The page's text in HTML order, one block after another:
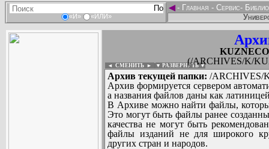
«И» «ИЛИ»
◄- Главная - Сервис-
(/ARCHIVES/K/
◄ СМЕНИТЬ ► ▼ РАЗВЕРНУТЬ ▼
Архив текущей папки: /ARCHIVES/
Архив формируется сервером
а названия файлов даны как
В Архиве можно найти файлы,
Это могут быть файлы ранее
качества не могут быть
файлы изданий не для широкого
других стран и народов.